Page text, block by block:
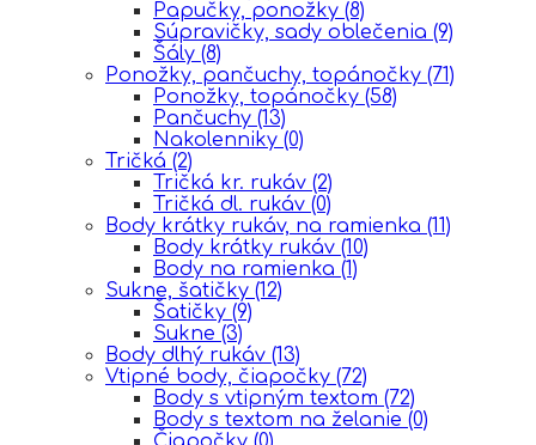
Papučky, ponožky (8)
Súpravičky, sady oblečenia (9)
Šály (8)
Ponožky, pančuchy, topánočky (71)
Ponožky, topánočky (58)
Pančuchy (13)
Nakolenniky (0)
Tričká (2)
Tričká kr. rukáv (2)
Tričká dl. rukáv (0)
Body krátky rukáv, na ramienka (11)
Body krátky rukáv (10)
Body na ramienka (1)
Sukne, šatičky (12)
Šatičky (9)
Sukne (3)
Body dlhý rukáv (13)
Vtipné body, čiapočky (72)
Body s vtipným textom (72)
Body s textom na želanie (0)